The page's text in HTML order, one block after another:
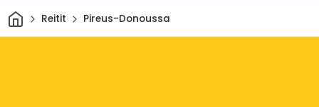
KotiinReitit Pireus-Donoussa